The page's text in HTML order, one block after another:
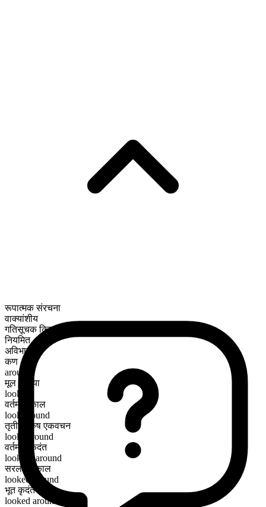
रूपात्मक संरचना
वाक्यांशीय
गतिसूचक क्रिया
नियमित
अविभाज्य
कण
around
मूल क्रिया
look
वर्तमान काल
look around
तृतीय पुरुष एकवचन
looks around
वर्तमान कृदंत
looking around
सरल भूतकाल
looked around
भूत कृदंत
looked around